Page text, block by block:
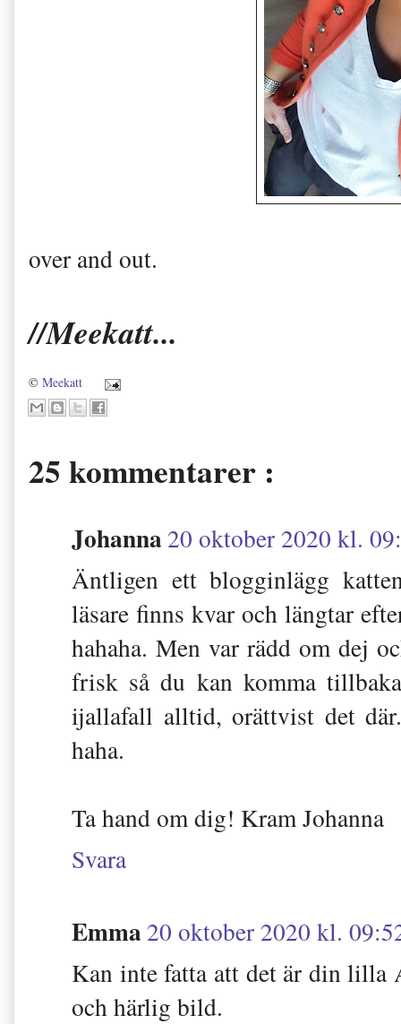
over and out.
//Meekatt...
© Meekatt
25 kommentarer :
Johanna20 oktober 2020 kl.
Äntligen ett blogginlägg
läsare finns kvar och längtar
hahaha. Men var rädd om dej
frisk så du kan komma
ijallafall alltid, orättvist det
haha.
Ta hand om dig! Kram Johanna
Svara
Emma20 oktober 2020 kl.
Kan inte fatta att det är din lilla
och härlig bild.